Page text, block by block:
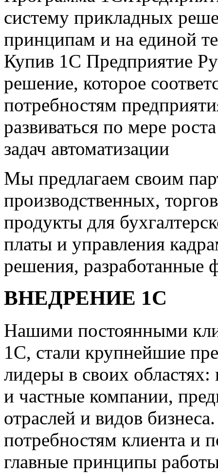
систему прикладных
принципам и на единой
Купив 1С Предприятие
решение, которое
потребностям
развиваться по мере
задач автоматизации
Мы предлагаем своим
производственных,
продукты для
платы и управления
решения, разработанные
ВНЕДРЕНИЕ 1С
Нашими постоянными
1С, стали крупнейшие
лидеры в своих областях:
и частные компании,
отраслей и видов
потребностям клиента и
главные принципы